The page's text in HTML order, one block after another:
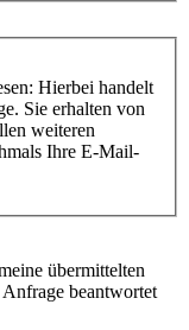
Hierbei handelt
Sie erhalten von
weiteren
Ihre E-Mail-
übermittelten
beantwortet